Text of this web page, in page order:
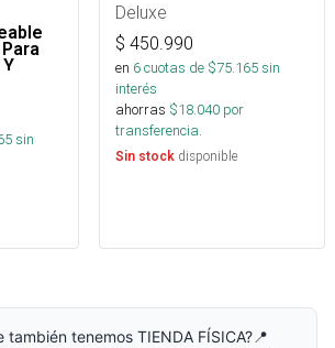
sin
Deluxe
$ 450.990
en 6cuotas de $75.165sin
interés
ahorras $18.040 por
transferencia.
Sin stock disponible
también tenemos TIENDA FÍSICA?📍